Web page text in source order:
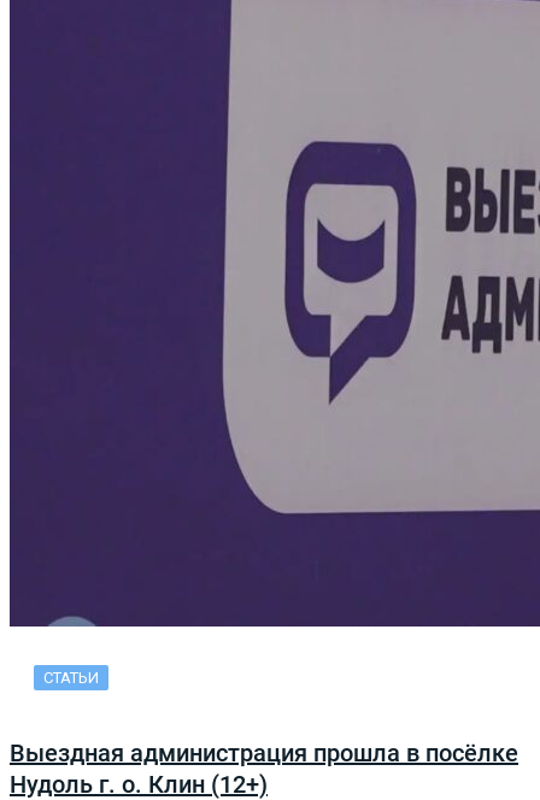
СТАТЬИ
Выездная администрация прошла в посёлке
Нудоль г. о. Клин (12+)